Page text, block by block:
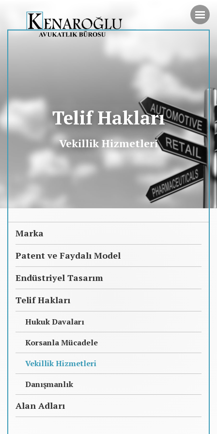
Telif Hakları
Vekillik Hizmetleri
Marka
Patent ve Faydalı Model
Endüstriyel Tasarım
Telif Hakları
Hukuk Davaları
Korsanla Mücadele
Vekillik Hizmetleri
Danışmanlık
Alan Adları